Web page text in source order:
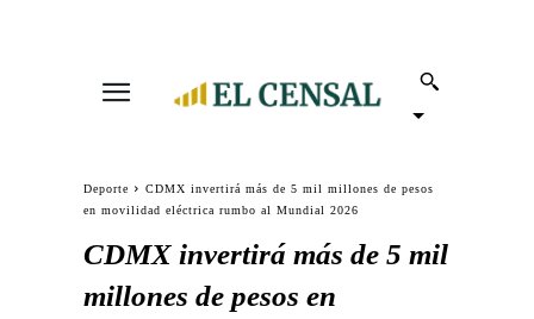
Deporte
CDMX invertirá más de 5 mil millones de pesos
en movilidad eléctrica rumbo al Mundial 2026
CDMX invertirá más de 5 mil
millones de pesos en